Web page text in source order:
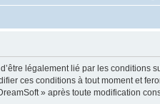
légalement lié par les conditions
ces conditions à tout moment et
» après toute modification